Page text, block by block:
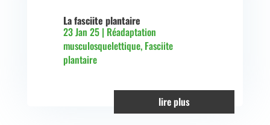
La fasciite plantaire
23 Jan 25| Réadaptation
musculosquelettique, Fasciite
plantaire
lire plus